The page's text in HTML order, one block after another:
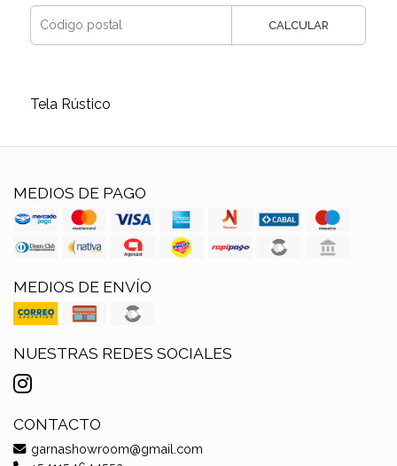
CALCULAR
Tela Rústico
MEDIOS DE PAGO
MEDIOS DE ENVÍO
NUESTRAS REDES SOCIALES
CONTACTO
garnashowroom@gmail.com